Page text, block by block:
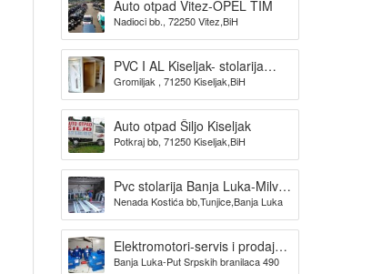
Auto otpad Vitez-OPEL TIM
Nadioci bb., 72250 Vitez,BiH
PVC I AL Kiseljak- stolarija
BAUPLAST
Gromiljak , 71250 Kiseljak,BiH
Auto otpad Šiljo Kiseljak
Potkraj bb, 71250 Kiseljak,BiH
Pvc stolarija Banja Luka-Milva
doo
Nenada Kostića bb,Tunjice,Banja Luka
Elektromotori-servis i prodaja
TRIDAK ELEKTRO
Banja Luka-Put Srpskih branilaca 490